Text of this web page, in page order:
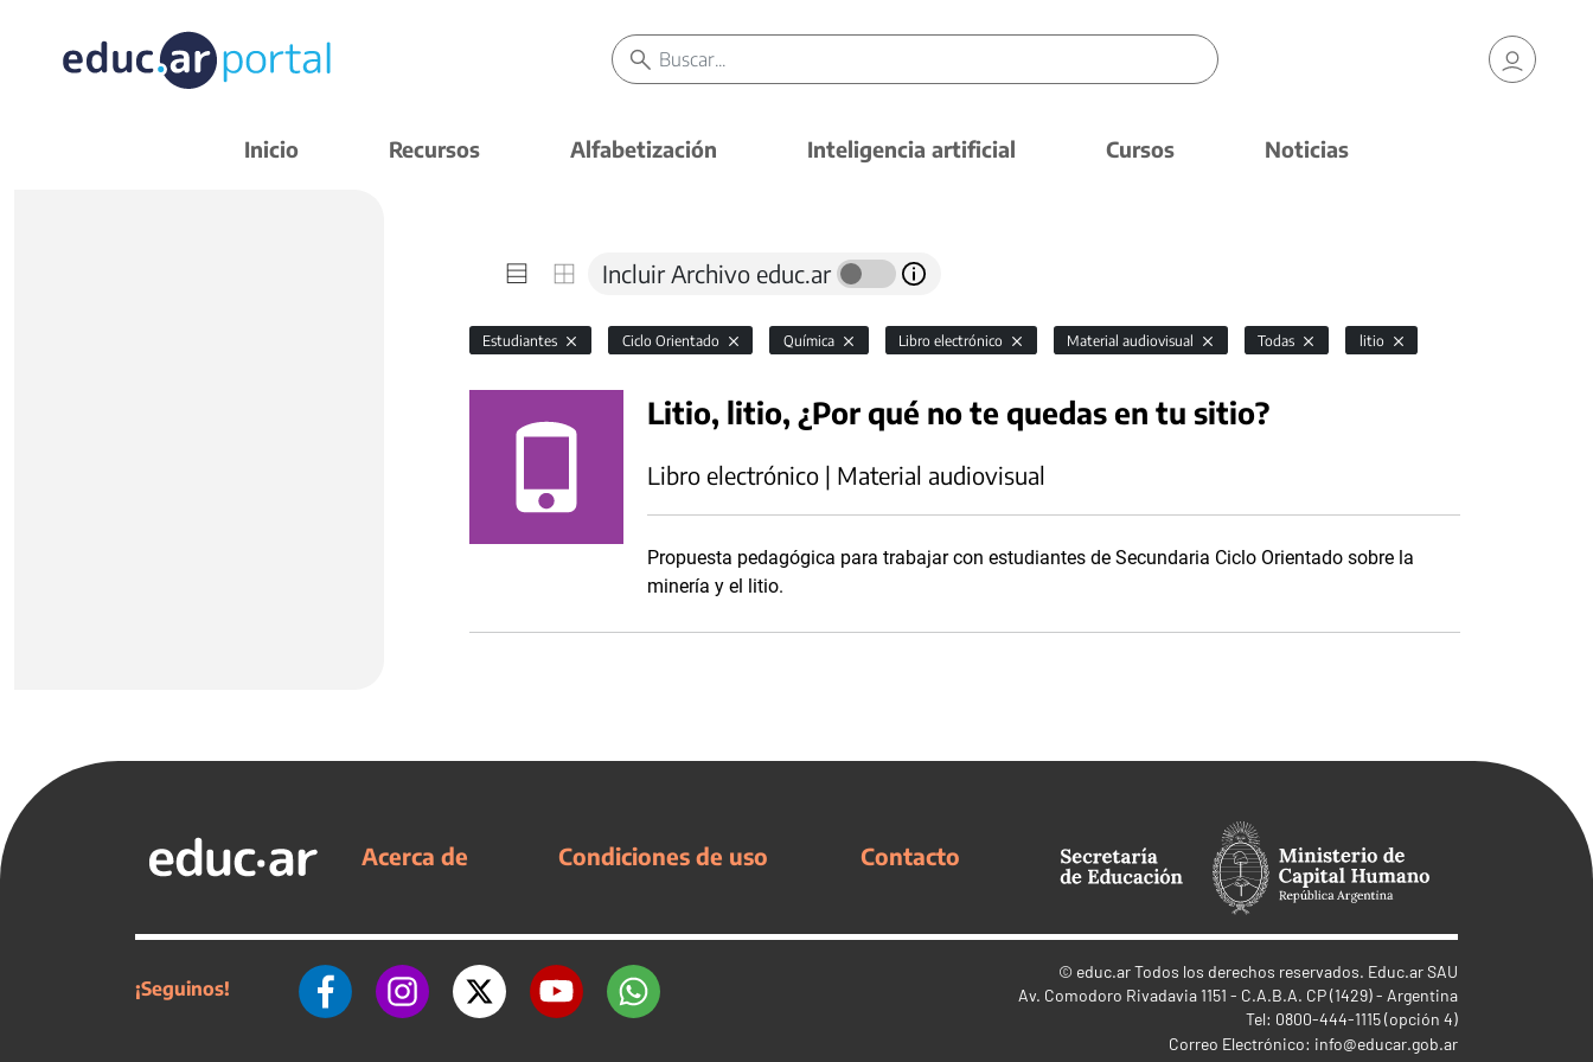
Inicio Recursos Alfabetización Inteligencia artificial Cursos Noticias
Incluir Archivo educ.ar
Estudiantes Ciclo Orientado Química Libro electrónico Material audiovisual Todas litio
Litio, litio, ¿Por qué no te quedas en tu sitio?
Libro electrónico | Material audiovisual
Propuesta pedagógica para trabajar con estudiantes de Secundaria Ciclo Orientado sobre la
minería y el litio.
Acerca de Condiciones de uso Contacto
¡Seguinos!
© educ.arTodos los derechos reservados. Educ.ar SAU
Av. Comodoro Rivadavia 1151 - C.A.B.A. CP (1429) - Argentina
Tel: 0800-444-1115 (opción 4)
Correo Electrónico: info@educar.gob.ar